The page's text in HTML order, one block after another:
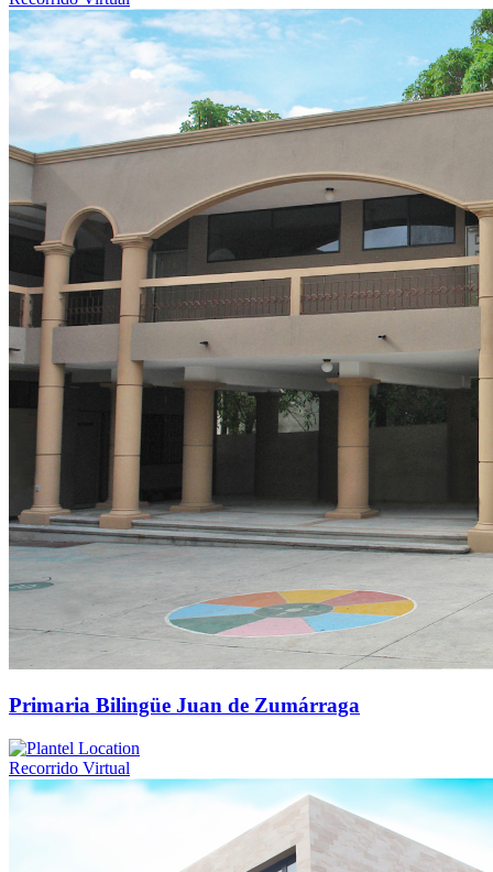
Primaria Bilingüe Juan de Zumárraga
Recorrido Virtual